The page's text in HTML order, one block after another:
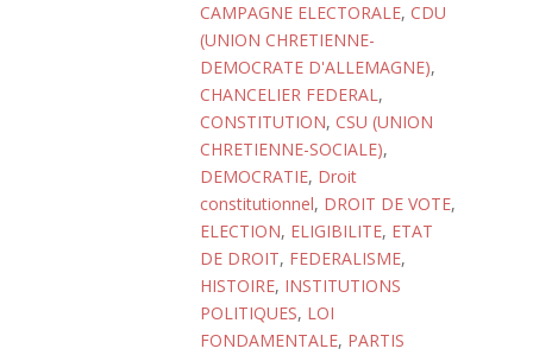
CAMPAGNE ELECTORALE, CDU
(UNION CHRETIENNE-
DEMOCRATE D'ALLEMAGNE),
CHANCELIER FEDERAL,
CONSTITUTION, CSU (UNION
CHRETIENNE-SOCIALE),
DEMOCRATIE, Droit
constitutionnel, DROIT DE VOTE,
ELECTION, ELIGIBILITE, ETAT
DE DROIT, FEDERALISME,
HISTOIRE, INSTITUTIONS
POLITIQUES, LOI
FONDAMENTALE, PARTIS